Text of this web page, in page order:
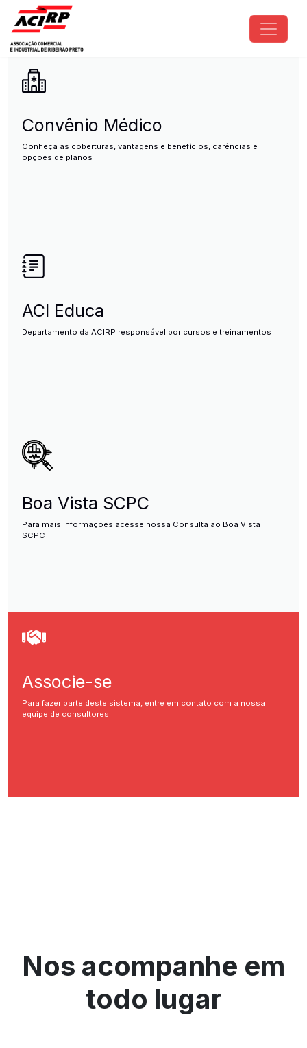
Pular para o conteúdo principal
ACIRP - Associação Comercial
Convênio Médico
Conheça as coberturas, vantagens e benefícios, carências e
opções de planos
ACI Educa
Departamento da ACIRP responsável por cursos e treinamentos
Boa Vista SCPC
Para mais informações acesse nossa Consulta ao Boa Vista
SCPC
Associe-se
Para fazer parte deste sistema, entre em contato com a nossa
equipe de consultores.
Nos acompanhe em
todo lugar